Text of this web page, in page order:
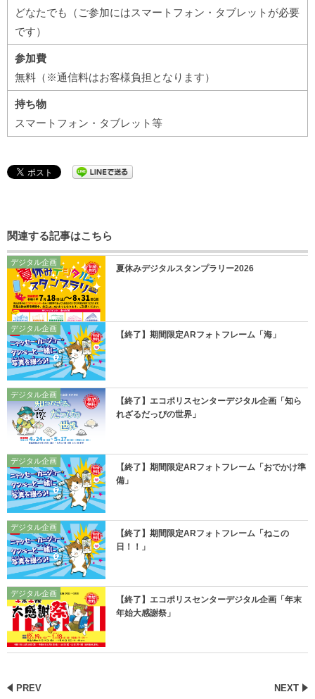
どなたでも（ご参加にはスマートフォン・タブレットが必要
です）
参加費
無料（※通信料はお客様負担となります）
持ち物
スマートフォン・タブレット等
関連する記事はこちら
デジタル企画
夏休みデジタルスタンプラリー2026
デジタル企画
【終了】期間限定ARフォトフレーム「海」
デジタル企画
【終了】エコポリスセンターデジタル企画「知ら
れざるだっぴの世界」
デジタル企画
【終了】期間限定ARフォトフレーム「おでかけ準
備」
デジタル企画
【終了】期間限定ARフォトフレーム「ねこの
日！！」
デジタル企画
【終了】エコポリスセンターデジタル企画「年末
年始大感謝祭」
PREV NEXT